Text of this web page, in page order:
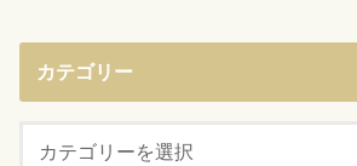
カテゴリー